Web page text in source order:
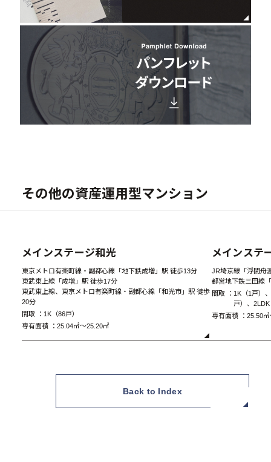
その他の資産運用型マンション
メインステージ和光
東京メトロ有楽町線・副都心線「地下鉄成増」駅 徒歩13分
東武東上線「成増」駅 徒歩17分
東武東上線、東京メトロ有楽町線・副都心線「和光市」駅 徒歩
20分
間取 ： 1K（86戸）
専有面積 ： 25.04㎡～25.20㎡
メインステ
JR埼京線「浮間舟
都営地下鉄三田線
間取 ： 1K（1戸）
戸）、
専有面積 ： 25.50
Back to Index